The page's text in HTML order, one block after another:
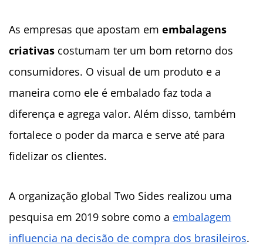
As empresas que apostam em embalagens
criativas costumam ter um bom retorno dos
consumidores. O visual de um produto e a
maneira como ele é embalado faz toda a
diferença e agrega valor. Além disso, também
fortalece o poder da marca e serve até para
fidelizar os clientes.
A organização global Two Sides realizou uma
pesquisa em 2019 sobre como a embalagem
influencia na decisão de compra dos brasileiros.